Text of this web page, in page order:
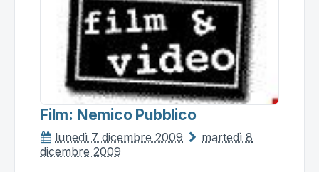
Film: Nemico Pubblico
lunedì 7 dicembre 2009
martedì 8
dicembre 2009